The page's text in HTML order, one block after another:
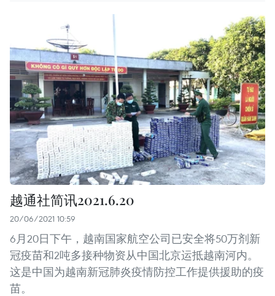
越通社简讯2021.6.20
20/06/2021 10:59
6月20日下午，越南国家航空公司已安全将50万剂新
冠疫苗和2吨多接种物资从中国北京运抵越南河内。
这是中国为越南新冠肺炎疫情防控工作提供援助的疫
苗。